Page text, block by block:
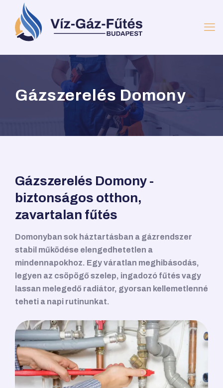
Gázszerelés Domony
Gázszerelés Domony -
biztonságos otthon,
zavartalan fűtés
Domonyban sok háztartásban a gázrendszer
stabil működése elengedhetetlen a
mindennapokhoz. Egy váratlan meghibásodás,
legyen az csöpögő szelep, ingadozó fűtés vagy
lassan melegedő radiátor, gyorsan kellemetlenné
teheti a napi rutinunkat.